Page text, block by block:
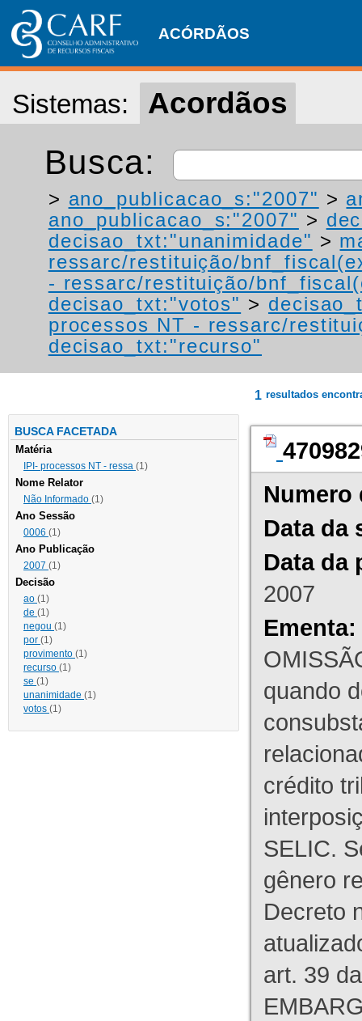
ACÓRDÃOS
Sistemas: Acordãos
Busca:
> ano_publicacao_s:"2007" >
ano_publicacao_s:"2007" >
decisao_txt:"unanimidade" >
ressarc/restituição/
- ressarc/restituição/
decisao_txt:"votos" >
processos NT - ressarc/
decisao_txt:"recurso"
BUSCA FACETADA
Matéria
IPI- processos NT - ressa (1)
Nome Relator
Não Informado (1)
Ano Sessão
0006 (1)
Ano Publicação
2007 (1)
Decisão
ao (1)
de (1)
negou (1)
por (1)
provimento (1)
recurso (1)
se (1)
unanimidade (1)
votos (1)
1 resultados
Numero
Data da
Data da
2007
Ementa:
quando
crédito
SELIC.
gênero
Decreto
art. 39